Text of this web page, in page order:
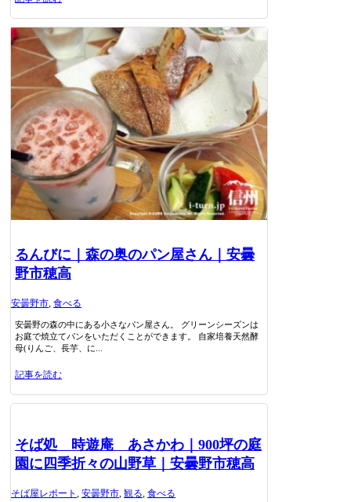
るんびに｜森の奥のパン屋さん｜安曇
野市穂高
安曇野市, 食べる
安曇野の森の中にある小さなパン屋さん。 グリーンシーズンは
お庭で焼立てパンをいただくことができます。 自家培養天然酵
母(りんご、長芋、に...
記事を読む
そば処 時遊庵 あさかわ｜900坪の庭
園に四季折々の山野草｜安曇野市穂高
そば屋レポート 安曇野市 観る 食べる